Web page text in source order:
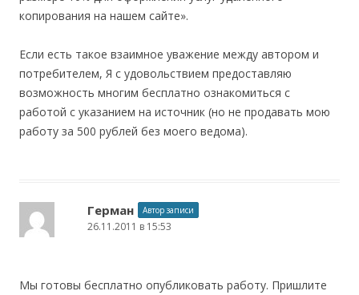
копирования на нашем сайте».
Если есть такое взаимное уважение между автором и
потребителем, Я с удовольствием предоставляю
возможность многим бесплатно ознакомиться с
работой с указанием на источник (но не продавать мою
работу за 500 рублей без моего ведома).
Герман Автор записи
26.11.2011 в 15:53
Мы готовы бесплатно опубликовать работу. Пришлите